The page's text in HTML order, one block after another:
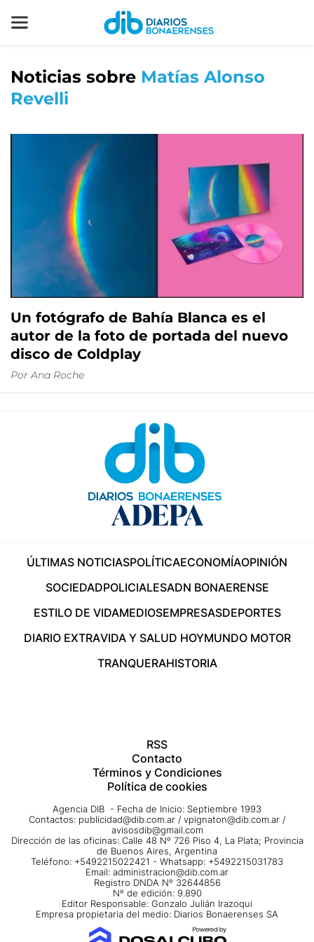
Noticias sobre Matías Alonso
Revelli
Un fotógrafo de Bahía Blanca es el
autor de la foto de portada del nuevo
disco de Coldplay
Por Ana Roche
ÚLTIMAS NOTICIASPOLÍTICAECONOMÍAOPINIÓN
SOCIEDADPOLICIALESADN BONAERENSE
ESTILO DE VIDAMEDIOSEMPRESASDEPORTES
DIARIO EXTRAVIDA Y SALUD HOYMUNDO MOTOR
TRANQUERAHISTORIA
RSS
Contacto
Términos y Condiciones
Política de cookies
Agencia DIB - Fecha de Inicio: Septiembre 1993
Contactos: publicidad@dib.com.ar / vpignaton@dib.com.ar /
avisosdib@gmail.com
Dirección de las oficinas: Calle 48 Nº 726 Piso 4, La Plata; Provincia
de Buenos Aires, Argentina
Teléfono: +5492215022421 - Whatsapp: +5492215031783
Email: administracion@dib.com.ar
Registro DNDA Nº 32644856
Nº de edición: 9.890
Editor Responsable: Gonzalo Julián Irazoqui
Empresa propietaria del medio: Diarios Bonaerenses SA